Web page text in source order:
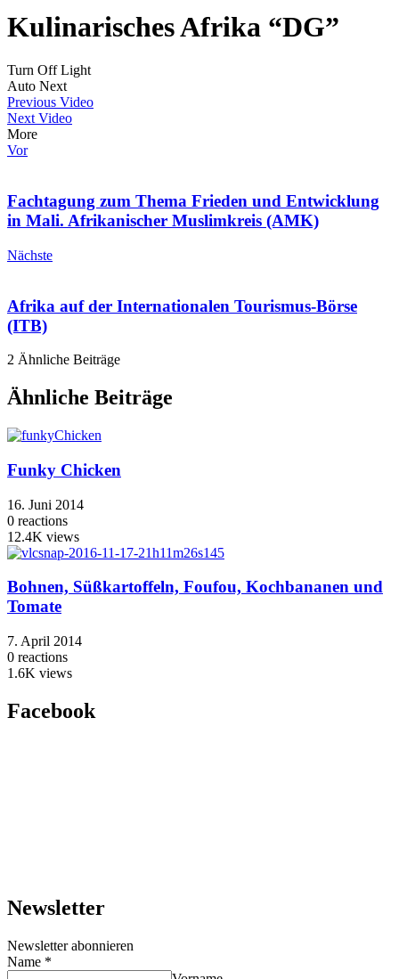
Kulinarisches Afrika “DG”
Turn Off Light
Auto Next
Previous Video
Next Video
More
Vor
Fachtagung zum Thema Frieden und Entwicklung
in Mali. Afrikanischer Muslimkreis (AMK)
Nächste
Afrika auf der Internationalen Tourismus-Börse
(ITB)
2 Ähnliche Beiträge
Ähnliche Beiträge
Funky Chicken
16. Juni 2014
0 reactions
12.4K views
Bohnen, Süßkartoffeln, Foufou, Kochbananen und
Tomate
7. April 2014
0 reactions
1.6K views
Facebook
Newsletter
Newsletter abonnieren
Name *